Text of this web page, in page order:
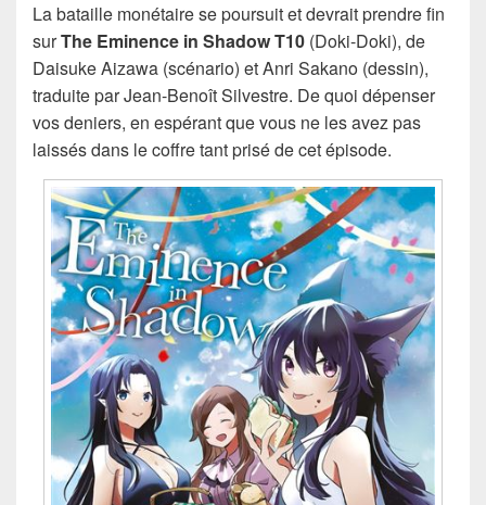
La bataille monétaire se poursuit et devrait prendre fin
surThe Eminence in Shadow T10 (Doki-Doki), de
Daisuke Aizawa (scénario) et Anri Sakano (dessin),
traduite par Jean-Benoît Silvestre. De quoi dépenser
vos deniers, en espérant que vous ne les avez pas
laissés dans le coffre tant prisé de cet épisode.